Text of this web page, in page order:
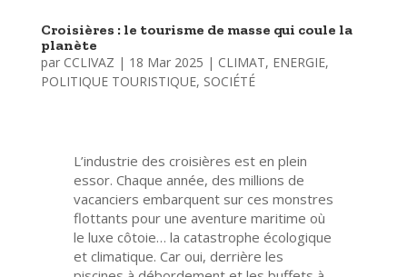
Croisières : le tourisme de masse qui coule la
planète
par CCLIVAZ | 18 Mar 2025 | CLIMAT, ENERGIE,
POLITIQUE TOURISTIQUE, SOCIÉTÉ
L’industrie des croisières est en plein
essor. Chaque année, des millions de
vacanciers embarquent sur ces monstres
flottants pour une aventure maritime où
le luxe côtoie… la catastrophe écologique
et climatique. Car oui, derrière les